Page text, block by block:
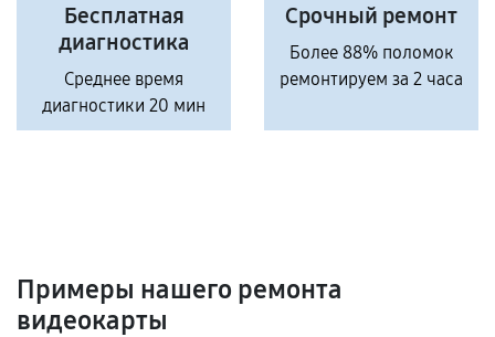
Бесплатная
диагностика
Среднее время
диагностики 20 мин
Срочный ремонт
Более 88% поломок
ремонтируем за 2 часа
Примеры нашего ремонта
видеокарты